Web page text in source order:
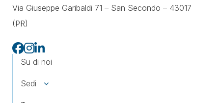
Via Giuseppe Garibaldi 71 – San Secondo – 43017
(PR)
Su di noi
Sedi